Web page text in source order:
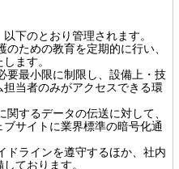
下のとおり管理されます。
ための教育を定期的に行い、
ます。
要最小限に制限し、設備上・技
当者のみがアクセスできる環
するデータの伝送に対して、
サイトに業界標準の暗号化通
ドラインを遵守するほか、社内
ております。